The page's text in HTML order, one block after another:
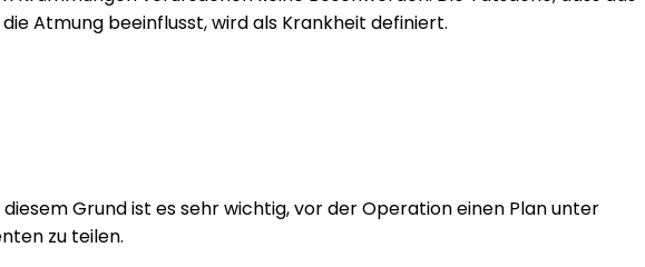
Atmung beeinflusst, wird als Krankheit definiert.
Grund ist es sehr wichtig, vor der Operation einen Plan unter
zu teilen.